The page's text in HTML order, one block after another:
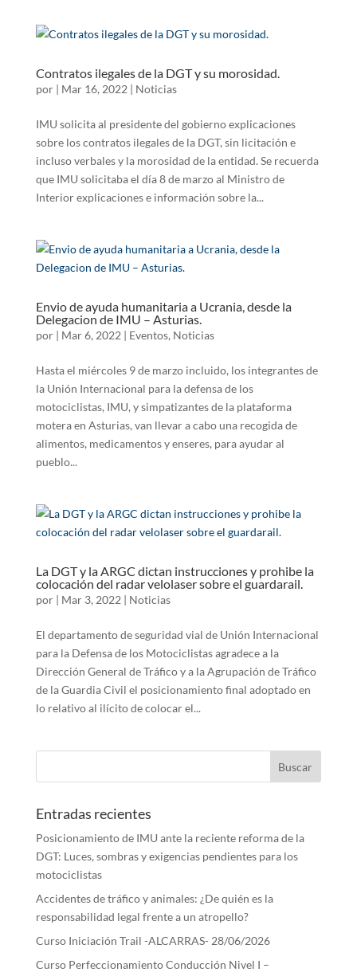
Contratos ilegales de la DGT y su morosidad.
por | Mar 16, 2022 | Noticias
IMU solicita al presidente del gobierno explicaciones
sobre los contratos ilegales de la DGT, sin licitación e
incluso verbales y la morosidad de la entidad. Se recuerda
que IMU solicitaba el día 8 de marzo al Ministro de
Interior explicaciones e información sobre la...
Envio de ayuda humanitaria a Ucrania, desde la
Delegacion de IMU – Asturias.
por | Mar 6, 2022 | Eventos, Noticias
Hasta el miércoles 9 de marzo incluido, los integrantes de
la Unión Internacional para la defensa de los
motociclistas, IMU, y simpatizantes de la plataforma
motera en Asturias, van llevar a cabo una recogida de
alimentos, medicamentos y enseres, para ayudar al
pueblo...
La DGT y la ARGC dictan instrucciones y prohibe la
colocación del radar velolaser sobre el guardarail.
por | Mar 3, 2022 | Noticias
El departamento de seguridad vial de Unión Internacional
para la Defensa de los Motociclistas agradece a la
Dirección General de Tráfico y a la Agrupación de Tráfico
de la Guardia Civil el posicionamiento final adoptado en
lo relativo al ilícito de colocar el...
Entradas recientes
Posicionamiento de IMU ante la reciente reforma de la
DGT: Luces, sombras y exigencias pendientes para los
motociclistas
Accidentes de tráfico y animales: ¿De quién es la
responsabilidad legal frente a un atropello?
Curso Iniciación Trail -ALCARRAS- 28/06/2026
Curso Perfeccionamiento Conducción Nivel I –